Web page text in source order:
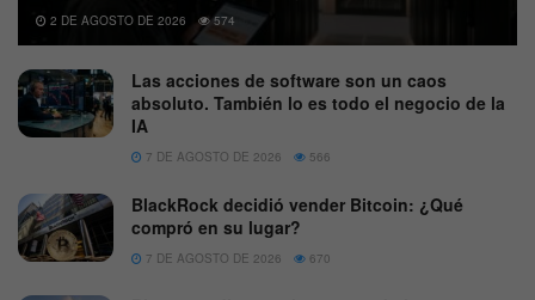
2 DE AGOSTO DE 2026 574
Las acciones de software son un caos
absoluto. También lo es todo el negocio de la
IA
7 DE AGOSTO DE 2026 566
BlackRock decidió vender Bitcoin: ¿Qué
compró en su lugar?
7 DE AGOSTO DE 2026 670